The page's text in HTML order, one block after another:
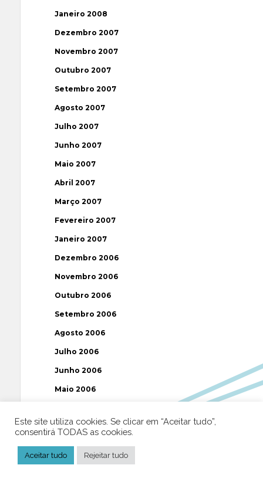
Janeiro 2008
Dezembro 2007
Novembro 2007
Outubro 2007
Setembro 2007
Agosto 2007
Julho 2007
Junho 2007
Maio 2007
Abril 2007
Março 2007
Fevereiro 2007
Janeiro 2007
Dezembro 2006
Novembro 2006
Outubro 2006
Setembro 2006
Agosto 2006
Julho 2006
Junho 2006
Maio 2006
Março 2006
Fevereiro 2006
Janeiro 2006
Este site utiliza cookies. Se clicar em “Aceitar tudo”,
consentirá TODAS as cookies.
Aceitar tudo Rejeitar tudo